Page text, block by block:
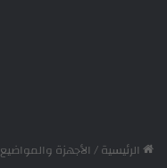
الرئيسية/ الأجهزة والمواضيع